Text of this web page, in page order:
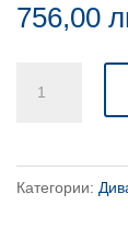
756,00
фотьойл
SOPRANO
Категории: